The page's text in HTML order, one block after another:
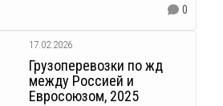
0
17.02.2026
Грузоперевозки по жд
между Россией и
Евросоюзом, 2025